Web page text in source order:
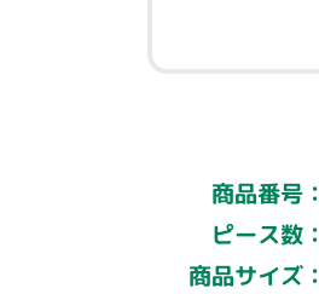
商品番号：
ピース数：
商品サイズ：